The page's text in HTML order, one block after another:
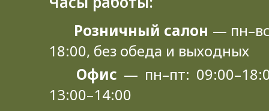
Розничный салон —
18:00, без обеда и выходных
Офис — пн–пт:
13:00–14:00